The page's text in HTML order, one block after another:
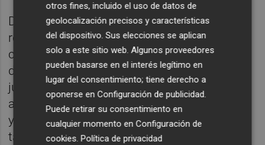
Durante el acto, la alcaldesa también ha
reivindicado la necesidad de seguir
construyendo ciudades pensadas para el
desarrollo integral de la infancia y la
juventud. “Onda trabaja para ser una ciudad
amable, con espacios donde nuestros niños
y jóvenes puedan crecer felices, pero
también una ciudad que apuesta por la
otros fines, incluido el uso de datos de
geolocalización precisos y características
del dispositivo. Sus elecciones se aplican
solo a este sitio web. Algunos proveedores
pueden basarse en el interés legítimo en
lugar del consentimiento; tiene derecho a
oponerse enConfiguración de publicidad.
Puede retirar su consentimiento en
cualquier momento enConfiguración de
cookies.Política de privacidad